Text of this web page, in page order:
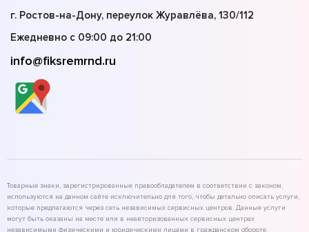
г. Ростов-на-Дону, переулок Журавлёва, 130/112
Ежедневно с 09:00 до 21:00
info@fiksremrnd.ru
Товарные знаки, зарегистрированные правообладателем в соответствии с законом,
используются на данном сайте исключительно для того, чтобы детально описать услуги,
которые предлагаются через сеть независимых сервисных центров. Данные услуги
могут быть оказаны на месте или в неавторизованных сервисных центрах
независимыми физическими и юридическими лицами в гражданском обороте,